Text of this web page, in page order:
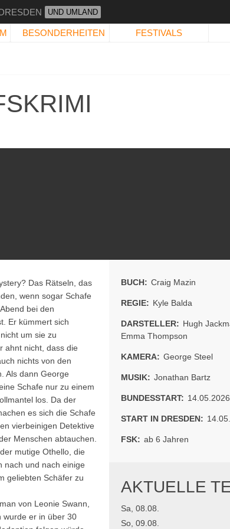
UND UMLAND
BESONDERHEITEN FESTIVALS
Das Rätseln, das
wenn sogar Schafe
bei den
Er kümmert sich
um sie zu
ahnt nicht, dass die
nichts von den
Als dann George
Schafe nur zu einem
los. Da der
es sich die Schafe
vierbeinigen Detektive
Menschen abtauchen.
mutige Othello, die
nach und nach einige
geliebten Schäfer zu
von Leonie Swann,
wurde er in über 30
BUCH: Craig Mazin
REGIE: Kyle Balda
DARSTELLER: Hugh
Emma Thompson
KAMERA: George Steel
MUSIK: Jonathan Bartz
BUNDESSTART: 14.05.2026
START IN DRESDEN:
FSK: ab 6 Jahren
AKTUELLE
Sa, 08.08.
So, 09.08.